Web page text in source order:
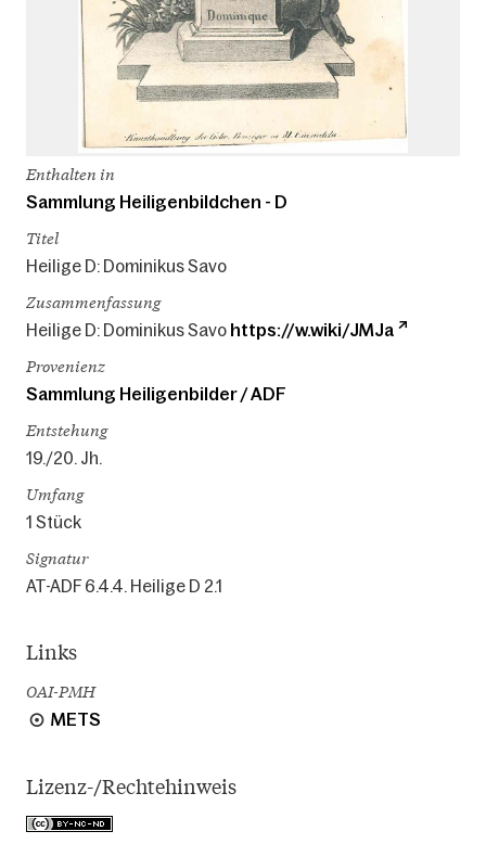
Enthalten in
Sammlung Heiligenbildchen - D
Titel
Heilige D: Dominikus Savo
Zusammenfassung
Heilige D: Dominikus Savo https://w.wiki/JMJa
Provenienz
Sammlung Heiligenbilder / ADF
Entstehung
19./20. Jh.
Umfang
1 Stück
Signatur
AT-ADF 6.4.4. Heilige D 2.1
Links
OAI-PMH
METS
Lizenz-/Rechtehinweis